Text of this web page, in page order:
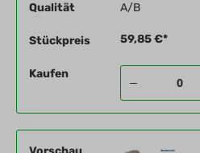
Qualität A/B
Stückpreis 59,85 €*
Kaufen